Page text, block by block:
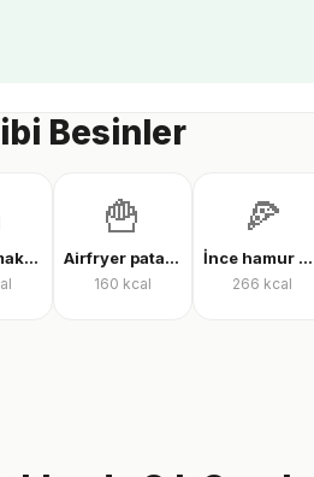
Besinler
Peynirli makarna
🍟
Airfryer patates kızartması
160 kcal
🍕
İnce hamur karışık pizza
266 kcal